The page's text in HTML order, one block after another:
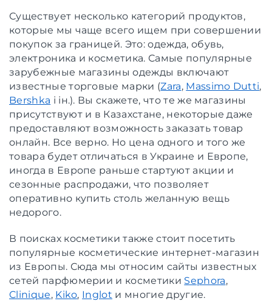
Существует несколько категорий продуктов,
которые мы чаще всего ищем при совершении
покупок за границей. Это: одежда, обувь,
электроника и косметика. Самые популярные
зарубежные магазины одежды включают
известные торговые марки (Zara, Massimo Dutti,
Bershka і ін.). Вы скажете, что те же магазины
присутствуют и в Казахстане, некоторые даже
предоставляют возможность заказать товар
онлайн. Все верно. Но цена одного и того же
товара будет отличаться в Украине и Европе,
иногда в Европе раньше стартуют акции и
сезонные распродажи, что позволяет
оперативно купить столь желанную вещь
недорого.
В поисках косметики также стоит посетить
популярные косметические интернет-магазин
из Европы. Сюда мы относим сайты известных
сетей парфюмерии и косметики Sephora,
Clinique, Kiko, Inglot и многие другие.